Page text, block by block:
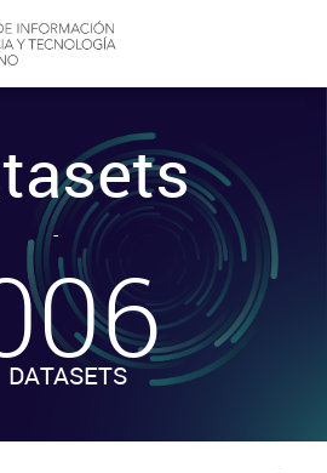
-
DATASETS